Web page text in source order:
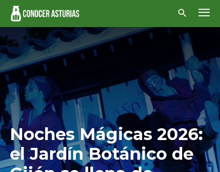
Noches Mágicas 2026:
el Jardín Botánico de